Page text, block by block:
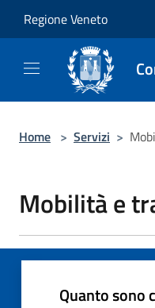
Regione Veneto
Home > Servizi >
Mobilità e
Quanto sono